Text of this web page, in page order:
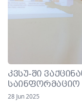
ᲙᲕᲡᲣ-ᲨᲘ
28 Jun 2025